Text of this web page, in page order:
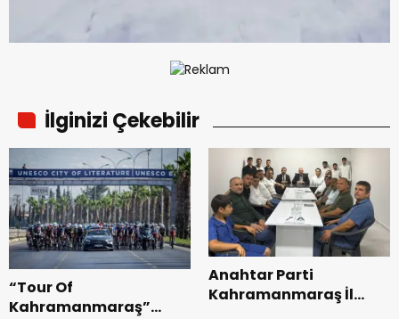
İlginizi Çekebilir
“Tour Of
Kahramanmaraş”
Anahtar Parti
Kahramanmaraş İl